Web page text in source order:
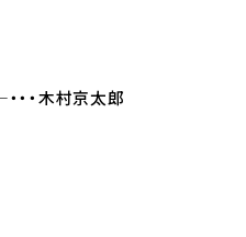
・木村京太郎